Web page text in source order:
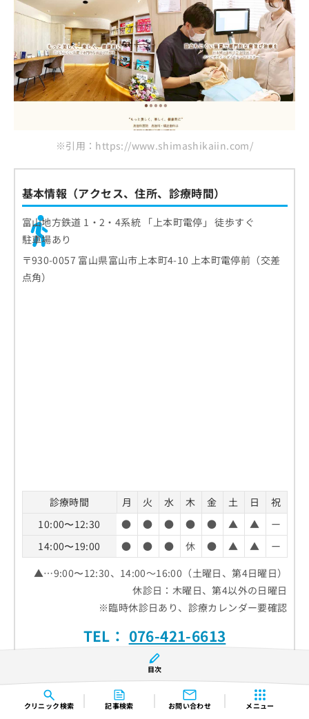
クリニック検索 記事検索 お問い合わせ メニュー
※引用：https://www.shimashikaiin.com/
基本情報（アクセス、住所、診療時間）
富山地方鉄道 1・2・4系統 「上本町電停」 徒歩すぐ
駐車場あり
〒930-0057 富山県富山市上本町4-10 上本町電停前（交差
点角）
診療時間 月 火 水 木 金 土 日
祝
10:00〜12:30
● ● ● ● ● ▲ ▲
ー
14:00〜19:00
● ● ● 休 ● ▲ ▲
ー
▲…9:00〜12:30、14:00～16:00（土曜日、第4日曜日）
休診日：木曜日、第4以外の日曜日
※臨時休診日あり、診療カレンダー要確認
TEL： 076-421-6613
ホームページ
クチコミを見る
目次